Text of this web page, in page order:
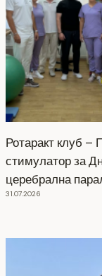
Ротаракт клуб –
стимулатор за
церебрална
31.07.2026